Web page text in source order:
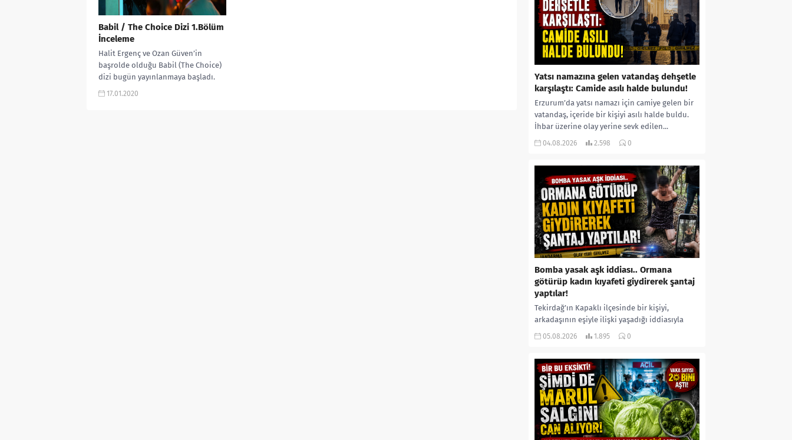
Babil / The Choice Dizi 1.Bölüm
İnceleme
Halit Ergenç ve Ozan Güven’in
başrolde olduğu Babil (The Choice)
dizi bugün yayınlanmaya başladı.
Önceleri bir Dijitürk projesi olan
17.01.2020
Yatsı namazına gelen vatandaş dehşetle
karşılaştı: Camide asılı halde bulundu!
Erzurum’da yatsı namazı için camiye gelen bir
vatandaş, içeride bir kişiyi asılı halde buldu.
İhbar üzerine olay yerine sevk edilen...
04.08.2026 2.598 0
Bomba yasak aşk iddiası.. Ormana
götürüp kadın kıyafeti giydirerek şantaj
yaptılar!
Tekirdağ’ın Kapaklı ilçesinde bir kişiyi,
arkadaşının eşiyle ilişki yaşadığı iddiasıyla
ormanlık alana götürerek zorla kadın
05.08.2026 1.895 0